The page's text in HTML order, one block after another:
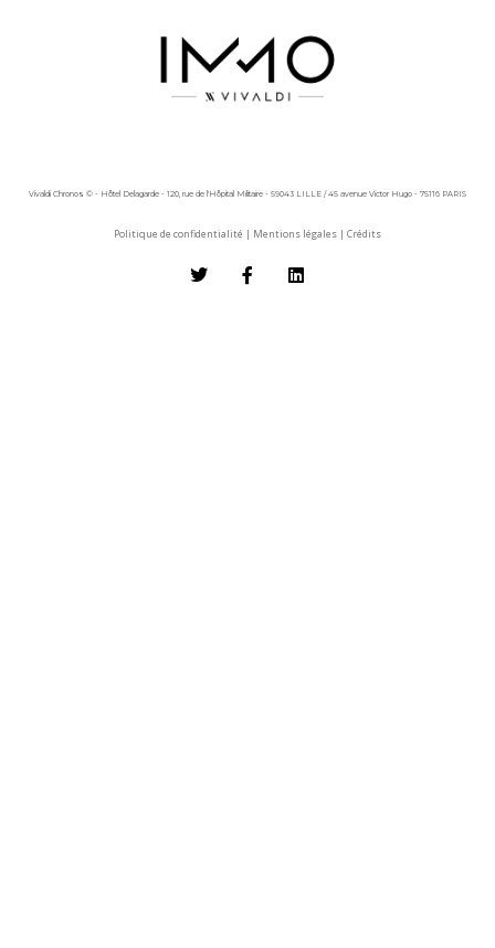
Vivaldi Chronos © - Hôtel Delagarde - 120, rue de l'Hôpital Militaire - 59043 LILLE / 45 avenue Victor Hugo - 75116 PARIS
Politique de confidentialité | Mentions légales | Crédits